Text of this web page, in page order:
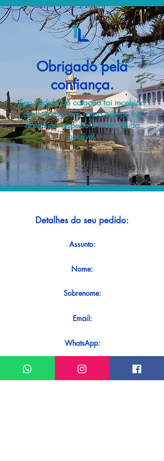
Obrigado pela
confiança.
Seu pedido de cotação foi recebido
com sucesso e a nossa equipe lhe
dará uma resposta o mais rápido
possível.
Detalhes do seu pedido:
Assunto:
Nome:
Sobrenome:
Email:
WhatsApp:
Mensagem: